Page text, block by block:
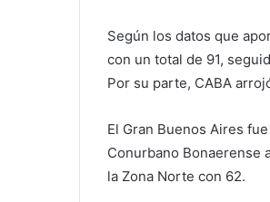
Según los datos que
con un total de 91,
Por su parte, CABA
El Gran Buenos Aires
Conurbano Bonaerense
la Zona Norte con 62.